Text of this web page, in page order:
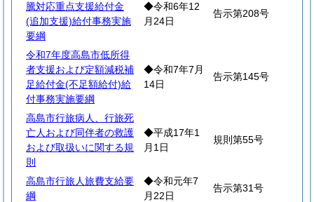
騰対応重点支援給付金
(追加支援)給付事務実施
要綱
◆令和6年12
月24日
告示第208号
令和7年度高島市低所得
者支援および定額減税補
足給付金(不足額給付)給
付事務実施要綱
◆令和7年7月
14日
告示第145号
高島市行旅病人、行旅死
亡人および同伴者の救護
および取扱いに関する規
則
◆平成17年1
月1日
規則第55号
高島市行旅人旅費支給要
綱
◆令和元年7
月22日
告示第31号